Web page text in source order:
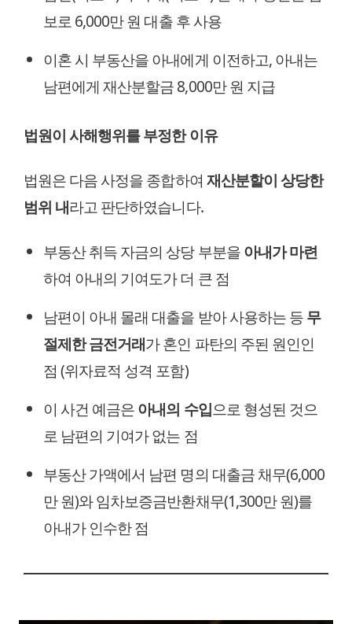
보로 6,000만 원 대출 후 사용
이혼 시 부동산을 아내에게 이전하고, 아내는
남편에게 재산분할금 8,000만 원 지급
법원이 사해행위를 부정한 이유
법원은 다음 사정을 종합하여 재산분할이 상당한
범위 내라고 판단하였습니다.
부동산 취득 자금의 상당 부분을아내가 마련
하여 아내의 기여도가 더 큰 점
남편이 아내 몰래 대출을 받아 사용하는 등무
절제한 금전거래가 혼인 파탄의 주된 원인인
점 (위자료적 성격 포함)
이 사건 예금은아내의 수입으로 형성된 것으
로 남편의 기여가 없는 점
부동산 가액에서 남편 명의 대출금 채무(6,000
만 원)와 임차보증금반환채무(1,300만 원)를
아내가 인수한 점